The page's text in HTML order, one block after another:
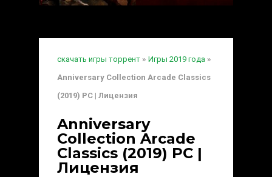
скачать игры торрент » Игры 2019 года »
Anniversary Collection Arcade Classics
(2019) PC | Лицензия
Anniversary
Collection Arcade
Classics (2019) PC |
Лицензия